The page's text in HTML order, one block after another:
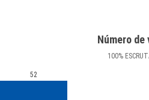
Número de
100%
52